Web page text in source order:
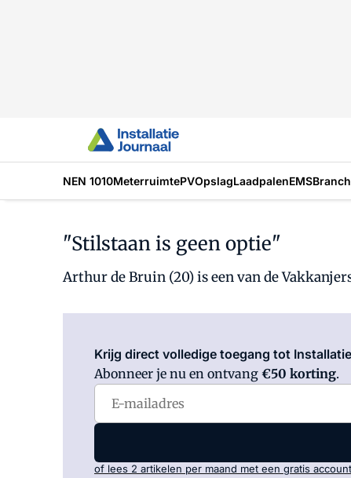
NEN 1010MeterruimtePVOpslagLaadpalenEMS
"Stilstaan is geen optie"
Arthur de Bruin (20) is een van de
Krijg direct volledige toegang tot
Abonneer je nu en ontvang €50 korting.
of lees 2 artikelen per maand met een gratis